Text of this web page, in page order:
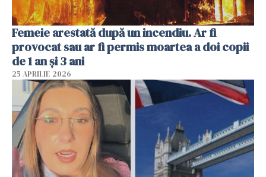
Femeie arestată după un incendiu. Ar fi
provocat sau ar fi permis moartea a doi copii
de 1 an și 3 ani
25 APRILIE 2026